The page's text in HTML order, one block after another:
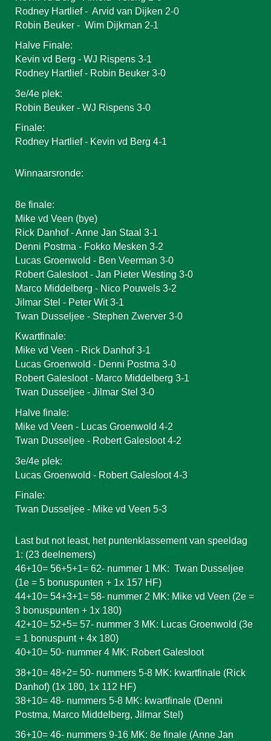
Rodney Hartlief - Arvidvan Dijken 2-0
Robin Beuker - Wim Dijkman 2-1
Halve Finale:
Kevin vd Berg - WJ Rispens 3-1
Rodney Hartlief - Robin Beuker 3-0
3e/4e plek:
Robin Beuker - WJ Rispens 3-0
Finale:
Rodney Hartlief - Kevin vd Berg 4-1
Winnaarsronde:
8e finale:
Mike vd Veen (bye)
Rick Danhof - Anne Jan Staal 3-1
Denni Postma - Fokko Mesken 3-2
Lucas Groenwold - Ben Veerman 3-0
Robert Galesloot - Jan Pieter Westing 3-0
Marco Middelberg - Nico Pouwels 3-2
Jilmar Stel - Peter Wit 3-1
Twan Dusseljee - Stephen Zwerver 3-0
Kwartfinale:
Mike vd Veen - Rick Danhof 3-1
Lucas Groenwold - Denni Postma 3-0
Robert Galesloot - Marco Middelberg 3-1
Twan Dusseljee - Jilmar Stel 3-0
Halve finale:
Mike vd Veen - Lucas Groenwold 4-2
Twan Dusseljee - Robert Galesloot 4-2
3e/4e plek:
Lucas Groenwold - Robert Galesloot 4-3
Finale:
Twan Dusseljee - Mike vd Veen 5-3
Last but not least, het puntenklassement van speeldag
1: (23 deelnemers)
46+10=56+5+1= 62- nummer 1 MK: Twan Dusseljee
(1e = 5 bonuspunten + 1x 157 HF)
44+10=54+3+1= 58- nummer 2 MK: Mike vd Veen (2e =
3 bonuspunten + 1x 180)
42+10= 52+5= 57- nummer 3 MK: Lucas Groenwold (3e
= 1 bonuspunt +4x 180)
40+10= 50- nummer 4 MK: Robert Galesloot
38+10= 48+2= 50- nummers 5-8 MK: kwartfinale (Rick
Danhof) (1x 180, 1x 112 HF)
38+10=48- nummers 5-8 MK: kwartfinale (Denni
Postma, Marco Middelberg, Jilmar Stel)
36+10=46- nummers 9-16 MK: 8e finale (Anne Jan